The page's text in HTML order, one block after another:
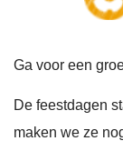
Ga voor een
De feestdagen
maken we ze